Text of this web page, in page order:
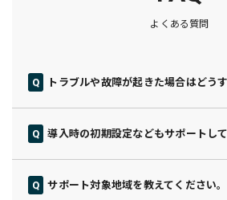
よくある質問
トラブルや故障が起きた場合はどう
プリンターの状況をお伺いしながら、電
迅速に対応いたします。
「困ったらすぐ相談できる」体制を整え
導入時の初期設定などもサポートし
ています。
サポート対象地域を教えてください。